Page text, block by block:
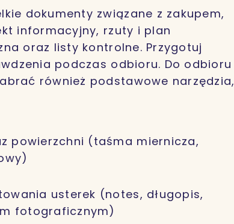
dokumenty związane z zakupem,
informacyjny, rzuty i plan
oraz listy kontrolne. Przygotuj
podczas odbioru. Do odbioru
również podstawowe narzędzia,
powierzchni (taśma miernicza,
usterek (notes, długopis,
fotograficznym)